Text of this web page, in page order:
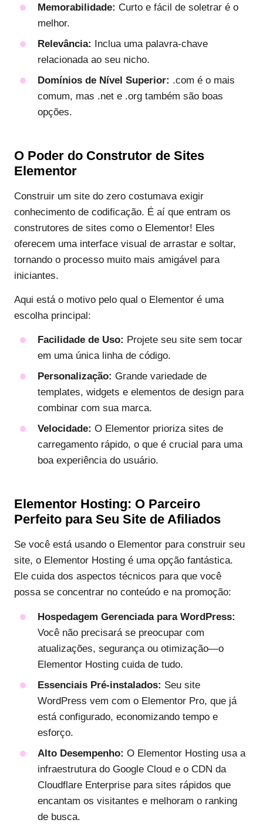
Memorabilidade: Curto e fácil de soletrar é o
melhor.
Relevância: Inclua uma palavra-chave
relacionada ao seu nicho.
Domínios de Nível Superior: .com é o mais
comum, mas .net e .org também são boas
opções.
O Poder do Construtor de Sites
Elementor
Construir um site do zero costumava exigir
conhecimento de codificação. É aí que entram os
construtores de sites como o Elementor! Eles
oferecem uma interface visual de arrastar e soltar,
tornando o processo muito mais amigável para
iniciantes.
Aqui está o motivo pelo qual o Elementor é uma
escolha principal:
Facilidade de Uso: Projete seu site sem tocar
em uma única linha de código.
Personalização: Grande variedade de
templates, widgets e elementos de design para
combinar com sua marca.
Velocidade: O Elementor prioriza sites de
carregamento rápido, o que é crucial para uma
boa experiência do usuário.
Elementor Hosting: O Parceiro
Perfeito para Seu Site de Afiliados
Se você está usando o Elementor para construir seu
site, o Elementor Hosting é uma opção fantástica.
Ele cuida dos aspectos técnicos para que você
possa se concentrar no conteúdo e na promoção:
Hospedagem Gerenciada para WordPress:
Você não precisará se preocupar com
atualizações, segurança ou otimização—o
Elementor Hosting cuida de tudo.
Essenciais Pré-instalados: Seu site
WordPress vem com o Elementor Pro, que já
está configurado, economizando tempo e
esforço.
Alto Desempenho: O Elementor Hosting usa a
infraestrutura do Google Cloud e o CDN da
Cloudflare Enterprise para sites rápidos que
encantam os visitantes e melhoram o ranking
de busca.